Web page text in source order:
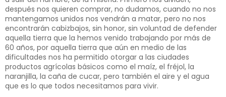
después nos quieren comprar, no dudamos, cuando no nos
mantengamos unidos nos vendrán a matar, pero no nos
encontrarán cabizbajos, sin honor, sin voluntad de defender
aquella tierra que la hemos venido trabajando por más de
60 años, por aquella tierra que aún en medio de las
dificultades nos ha permitido otorgar a las ciudades
productos agrícolas básicos como el maíz, el fréjol, la
naranjilla, la caña de cucar, pero también el aire y el agua
que es lo que todos necesitamos para vivir.